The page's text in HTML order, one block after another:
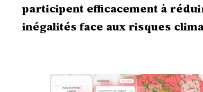
participent efficacement à
inégalités face aux risques